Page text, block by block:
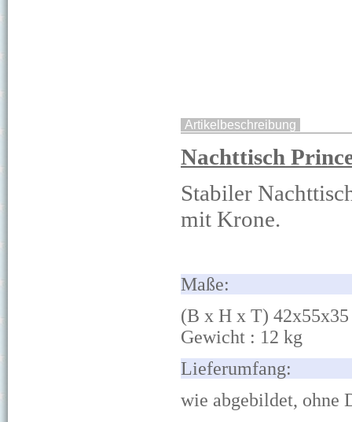
Artikelbeschreibung
Nachttisch
Stabiler
mit Krone.
Maß
(B x H x T)
Gewicht : 12 kg
wie abgebildet, ohne